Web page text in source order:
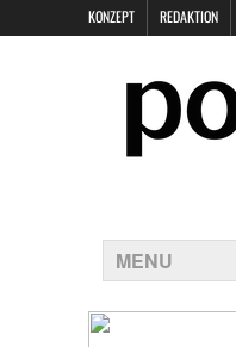
KONZEPT REDAKTION
MENU